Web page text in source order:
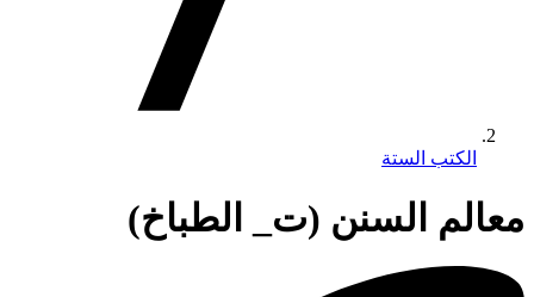
الكتب الستة
معالم السنن (ت_ الطباخ)